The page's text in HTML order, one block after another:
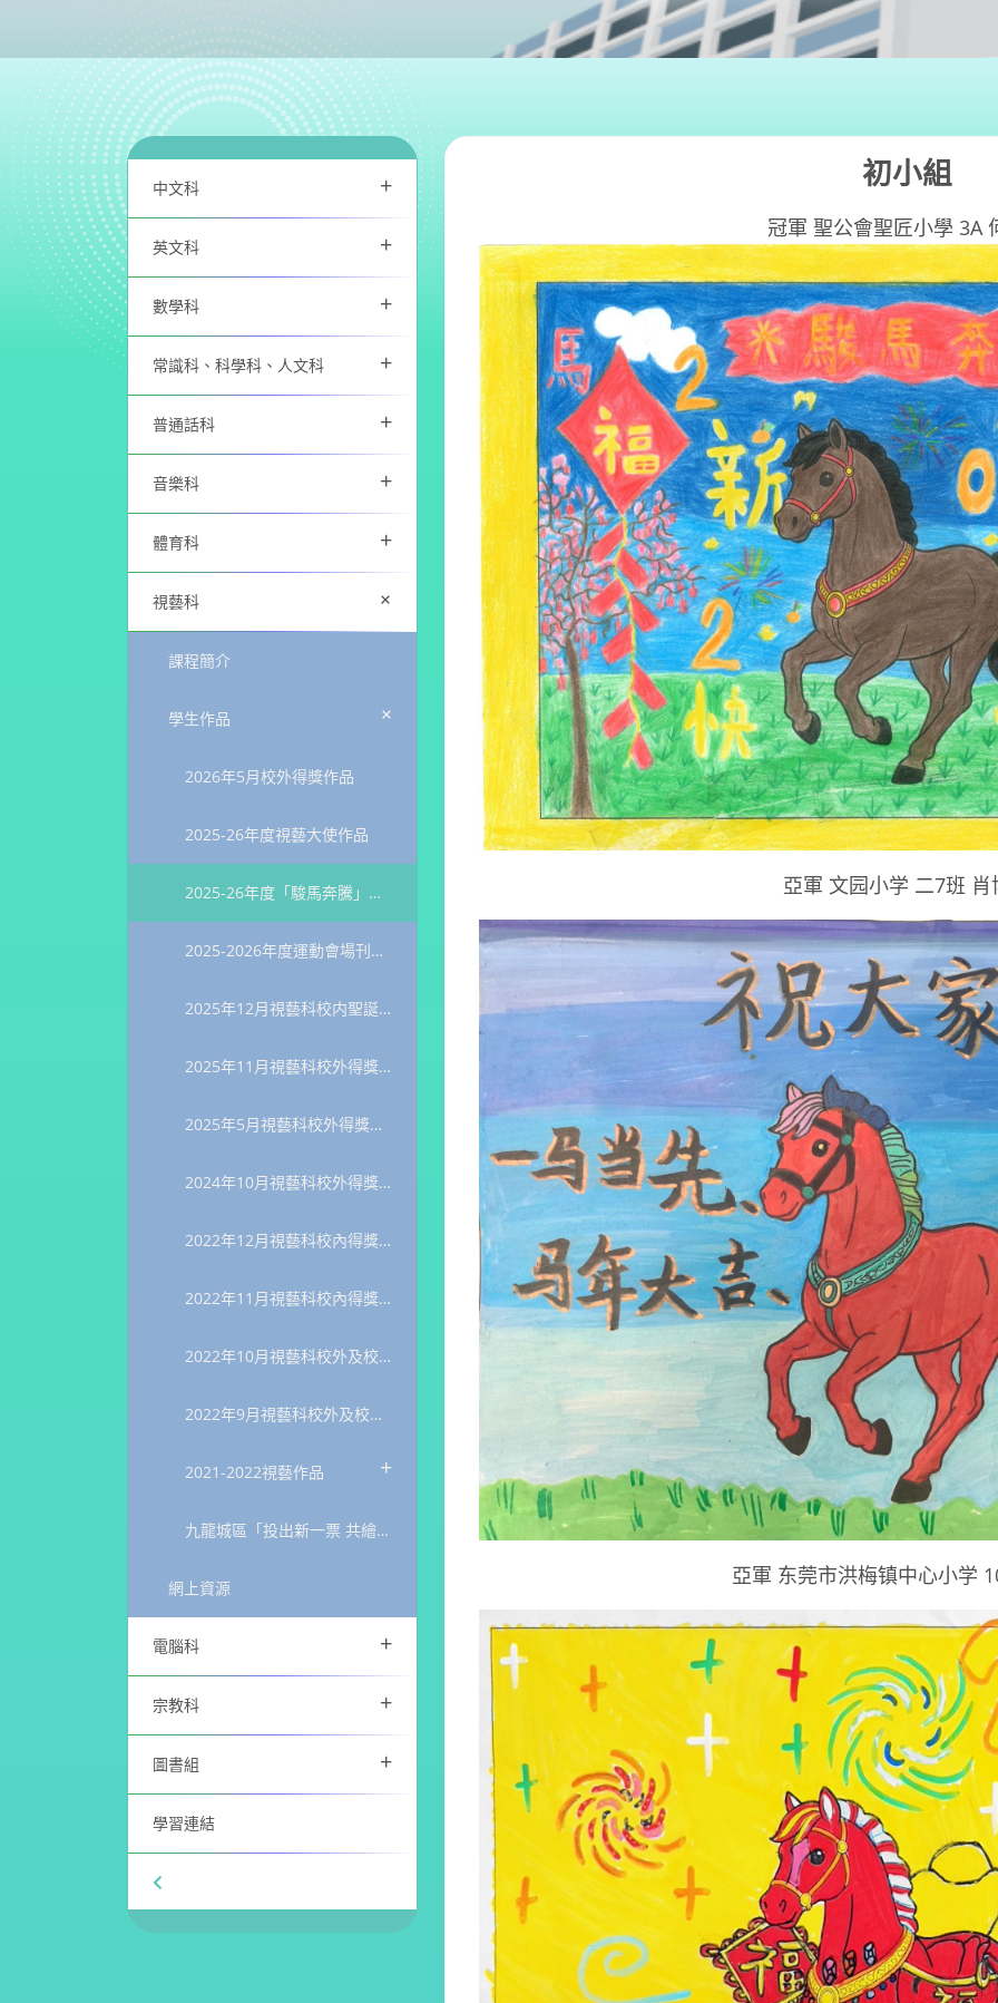
中文科 +
英文科 +
數學科 +
常識科、科學科、人文科 +
普通話科 +
音樂科 +
體育科 +
視藝科 +
課程簡介
學生作品 +
2026年5月校外得獎作品
2025-26年度視藝大使作品
2025-26年度「駿馬奔騰」姊妹學校填色繪畫比賽得獎作品
2025-2026年度運動會場刊設計比賽獲獎作品
2025年12月視藝科校内聖誕明信片設計比賽得獎作品
2025年11月視藝科校外得獎作品
2025年5月視藝科校外得獎作品
2024年10月視藝科校外得獎作品
2022年12月視藝科校內得獎名單
2022年11月視藝科校內得獎名單
2022年10月視藝科校外及校內得獎作品
2022年9月視藝科校外及校內得獎作品
2021-2022視藝作品 +
九龍城區「投出新一票 共繪新藍圖」填色比賽
網上資源
電腦科 +
宗教科 +
圖書組 +
學習連結
初小組
冠軍 聖公會聖匠小學 3A
亞軍 文园小学 二7班 肖
亞軍 东莞市洪梅镇中心小学